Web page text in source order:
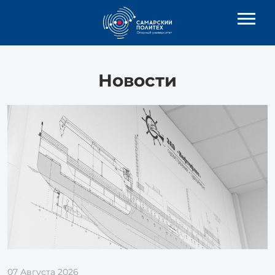
Новости
07 Августа 2026